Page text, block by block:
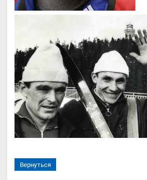
Вернуться